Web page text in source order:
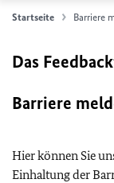
Startseite Barriere
Das
Barriere
Hier können Sie
Einhaltung der